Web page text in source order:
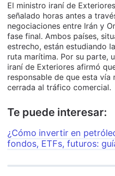
El ministro iraní de
señalado horas antes a
negociaciones entre Irán y
fase final. Ambos países,
estrecho, están estudiando
ruta marítima. Por su parte,
iraní de Exteriores afirmó
responsable de que esta vía
cerrada al tráfico comercial.
Te puede interesar:
¿Cómo invertir en
fondos, ETFs, futuros: